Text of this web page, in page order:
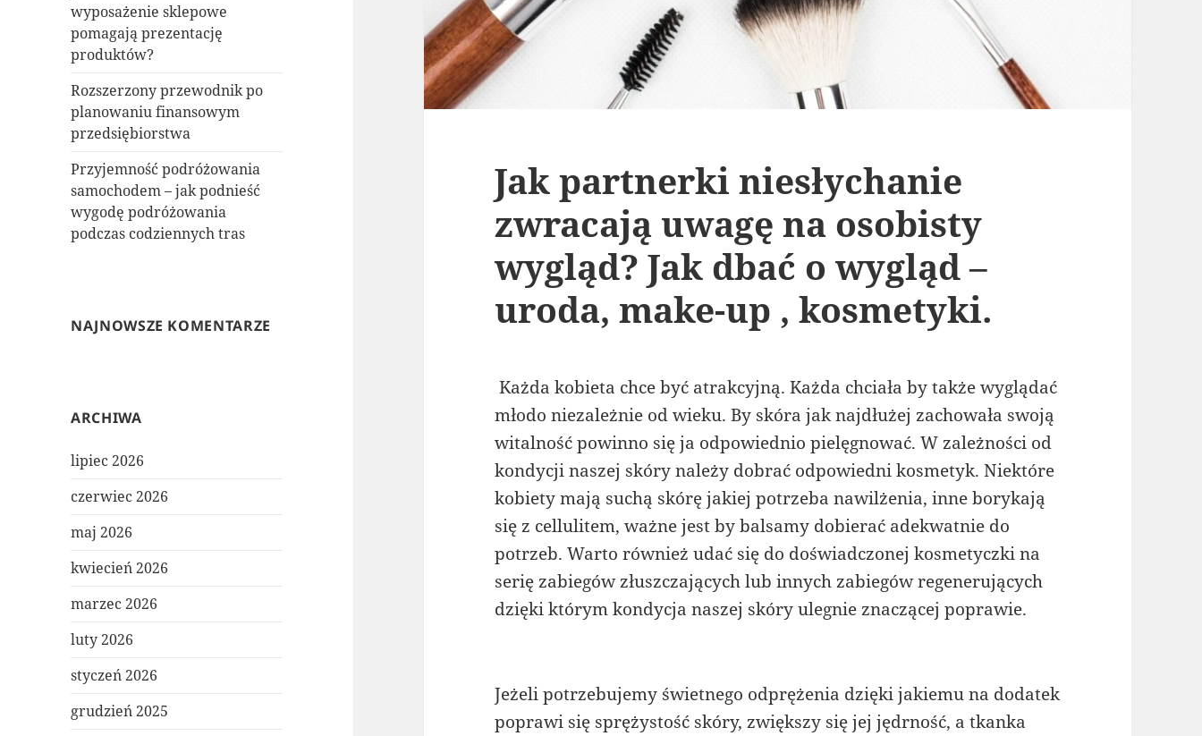
wyposażenie sklepowe
pomagają prezentację
produktów?
Rozszerzony przewodnik po
planowaniu finansowym
przedsiębiorstwa
Przyjemność podróżowania
samochodem – jak podnieść
wygodę podróżowania
podczas codziennych tras
NAJNOWSZE KOMENTARZE
ARCHIWA
lipiec 2026
czerwiec 2026
maj 2026
kwiecień 2026
marzec 2026
luty 2026
styczeń 2026
grudzień 2025
Jak partnerki niesłychanie
zwracają uwagę na osobisty
wygląd? Jak dbać o wygląd –
uroda, make-up , kosmetyki.
Każda kobieta chce być atrakcyjną. Każda chciała by także wyglądać
młodo niezależnie od wieku. By skóra jak najdłużej zachowała swoją
witalność powinno się ja odpowiednio pielęgnować. W zależności od
kondycji naszej skóry należy dobrać odpowiedni kosmetyk. Niektóre
kobiety mają suchą skórę jakiej potrzeba nawilżenia, inne borykają
się z cellulitem, ważne jest by balsamy dobierać adekwatnie do
potrzeb. Warto również udać się do doświadczonej kosmetyczki na
serię zabiegów złuszczających lub innych zabiegów regenerujących
dzięki którym kondycja naszej skóry ulegnie znaczącej poprawie.
Jeżeli potrzebujemy świetnego odprężenia dzięki jakiemu na dodatek
poprawi się sprężystość skóry, zwiększy się jej jędrność, a tkanka